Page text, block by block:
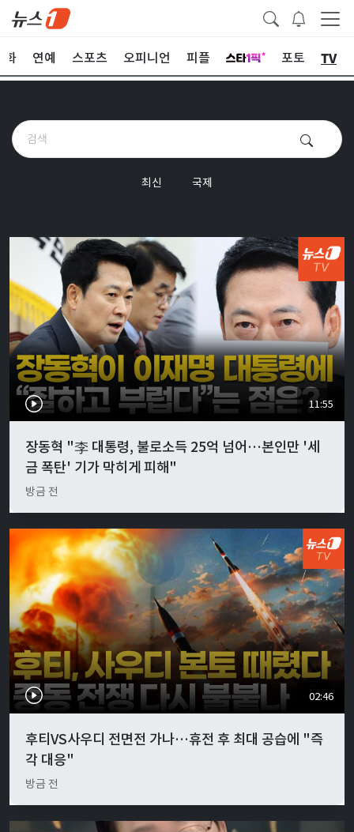
화 연예 스포츠 오피니언 피플 포토 TV
최신 국제
11:55
장동혁 "李 대통령, 불로소득 25억 넘어…본인만 '세
금 폭탄' 기가 막히게 피해"
방금 전
02:46
후티VS사우디 전면전 가나…휴전 후 최대 공습에 "즉
각 대응"
방금 전